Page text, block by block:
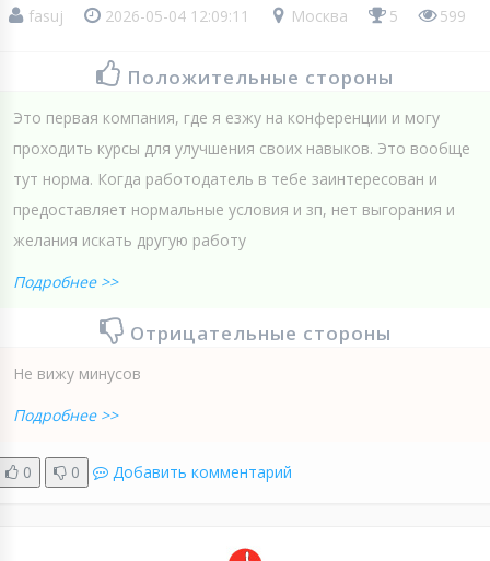
fasuj 2026-05-04 12:09:11 Москва 5 599
Положительные стороны
Это первая компания, где я езжу на конференции и могу
проходить курсы для улучшения своих навыков. Это вообще
тут норма. Когда работодатель в тебе заинтересован и
предоставляет нормальные условия и зп, нет выгорания и
желания искать другую работу
Подробнее >>
Отрицательные стороны
Не вижу минусов
Подробнее >>
0 0 Добавить комментарий